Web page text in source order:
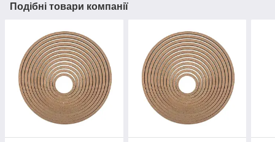
Подібні товари компанії